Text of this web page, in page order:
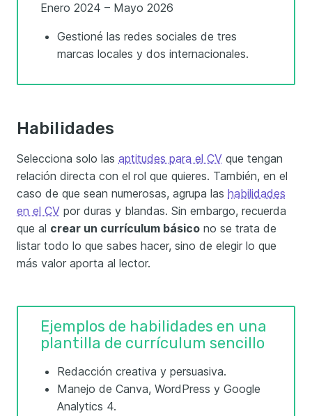
Enero 2024 – Mayo 2026
Gestioné las redes sociales de tres
marcas locales y dos internacionales.
Habilidades
Selecciona solo las aptitudes para el CV que tengan
relación directa con el rol que quieres. También, en el
caso de que sean numerosas, agrupa las habilidades
en el CV por duras y blandas. Sin embargo, recuerda
que al crear un currículum básico no se trata de
listar todo lo que sabes hacer, sino de elegir lo que
más valor aporta al lector.
Ejemplos de habilidades en una
plantilla de currículum sencillo
Redacción creativa y persuasiva.
Manejo de Canva, WordPress y Google
Analytics 4.